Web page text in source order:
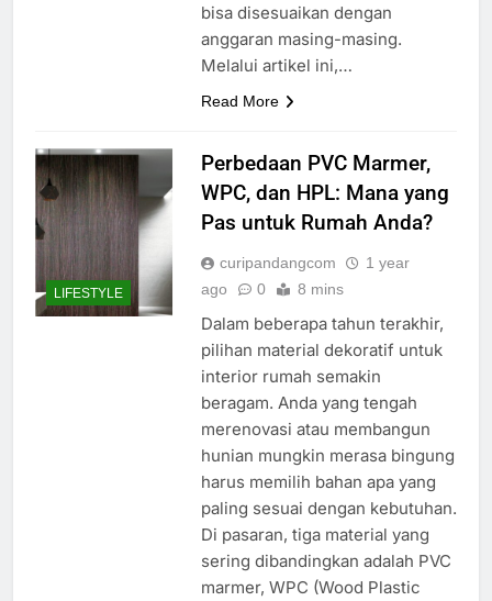
bisa disesuaikan dengan
anggaran masing-masing.
Melalui artikel ini,…
Read More
LIFESTYLE
Perbedaan PVC Marmer,
WPC, dan HPL: Mana yang
Pas untuk Rumah Anda?
curipandangcom
1 year
ago
0 8 mins
Dalam beberapa tahun terakhir,
pilihan material dekoratif untuk
interior rumah semakin
beragam. Anda yang tengah
merenovasi atau membangun
hunian mungkin merasa bingung
harus memilih bahan apa yang
paling sesuai dengan kebutuhan.
Di pasaran, tiga material yang
sering dibandingkan adalah PVC
marmer, WPC (Wood Plastic